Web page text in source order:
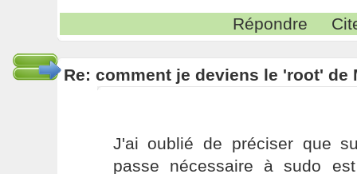
Répondre
Re: comment je deviens le 'root' de
J'ai oublié de préciser que
passe nécessaire à sudo